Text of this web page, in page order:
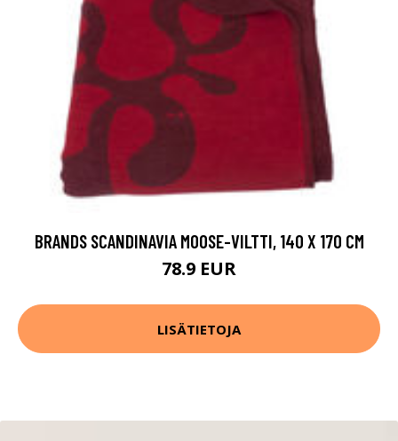
BRANDS SCANDINAVIA MOOSE-VILTTI, 140 X 170 CM
78.9 EUR
LISÄTIETOJA